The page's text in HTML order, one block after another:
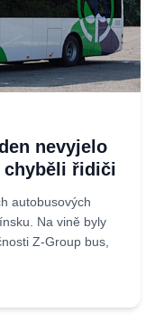
nevyjelo
chyběli řidiči
autobusových
Na vině byly
Z-Group bus,